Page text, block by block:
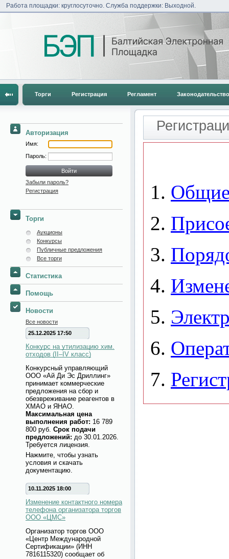
Работа площадки: круглосуточно. Служба поддержки: Выходной.
Торги Регистрация Регламент Законодательство
Авторизация
Имя:
Пароль:
Забыли пароль?
Регистрация
Торги
Аукционы
Конкурсы
Публичные предложения
Все торги
Статистика
Помощь
Новости
Все новости
25.12.2025 17:50
Конкурс на утилизацию хим.
отходов (II–IV класс)
Конкурсный управляющий
ООО «Ай Ди Эс Дриллинг»
принимает коммерческие
предложения на сбор и
обезвреживание реагентов в
ХМАО и ЯНАО.
Максимальная цена
выполнения работ: 16 789
800 руб. Срок подачи
предложений: до 30.01.2026.
Требуется лицензия.
Нажмите, чтобы узнать
условия и скачать
документацию.
10.11.2025 18:00
Изменение контактного номера
телефона организатора торгов
ООО «ЦМС»
Организатор торгов ООО
«Центр Международной
Сертификации» (ИНН
7816115320) сообщает об